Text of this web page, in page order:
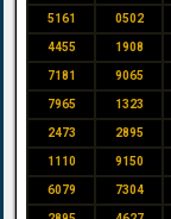
5161 0502
4455 1908
7181 9065
7965 1323
2473 2895
1110 9150
6079 7304